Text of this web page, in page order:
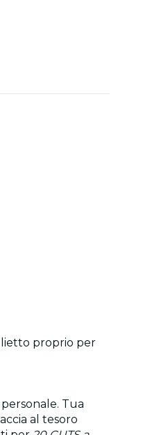
proprio per
Tua
al tesoro